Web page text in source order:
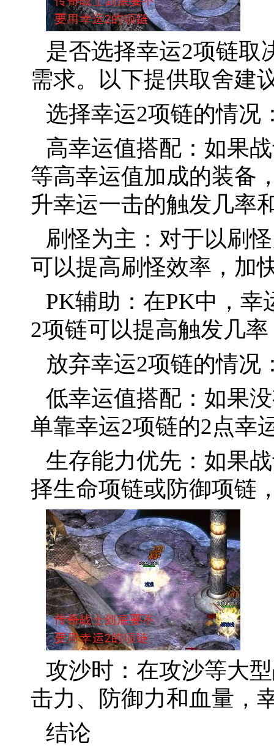
是否选择幸运2项链取
需求。以下提供取舍建
选择幸运2项链的情况
高幸运值搭配：如果
等高幸运值加成的装备
升幸运一击的触发几率
刷怪为主：对于以刷
可以提高刷怪效率，加
PK辅助：在PK中，
2项链可以提高触发几
放弃幸运2项链的情况
低幸运值搭配：如果
单靠幸运2项链的2点幸
生存能力优先：如果
择生命项链或防御项链
攻沙时：在攻沙等大
击力、防御力和血量，
结论